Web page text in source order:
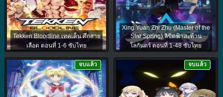
Tekken Bloodline เทคเค็น ศึกสาย
เลือด ตอนที่ 1-6 ซับไทย
Xing Yuan Zhi Zhu (Master of the
Star Spring) ลิขิตฟ้าสะท้าน
โลกันตร์ ตอนที่ 1-48 ซับไทย
จบแล้ว จบแล้ว